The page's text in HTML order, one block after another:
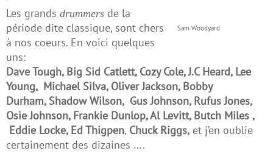
Sam Woodyard
Les grands drummers de la
période dite classique, sont chers
à nos coeurs. En voici quelques
uns:
Dave Tough, Big Sid Catlett, Cozy Cole, J.C Heard, Lee
Young, Michael Silva, Oliver Jackson, Bobby
Durham, Shadow Wilson, Gus Johnson, Rufus Jones,
Osie Johnson, Frankie Dunlop, Al Levitt, Butch Miles ,
Eddie Locke, Ed Thigpen, Chuck Riggs, et j’en oublie
certainement des dizaines ….